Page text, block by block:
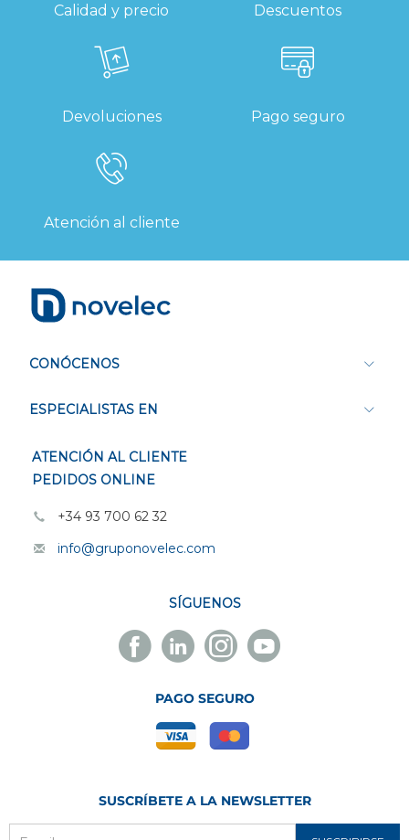
Calidad y precio Descuentos
Devoluciones Pago seguro
Atención al cliente
CONÓCENOS
ESPECIALISTAS EN
ATENCIÓN AL CLIENTE
PEDIDOS ONLINE
+34 93 700 62 32
info@gruponovelec.com
SÍGUENOS
Facebook
Novelec
Linkedin
Novelec
Instagram
Novelec
Youtube
Novelec
PAGO SEGURO
SUSCRÍBETE A LA NEWSLETTER